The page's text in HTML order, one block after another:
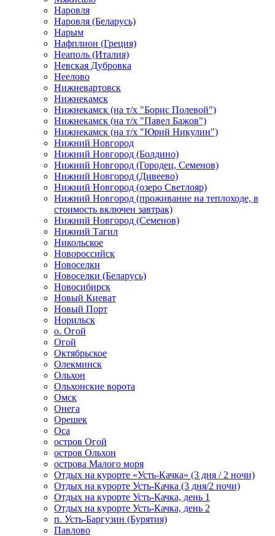
Наровля
Наровля (Беларусь)
Нарым
Нафплион (Греция)
Неаполь (Италия)
Невская Дубровка
Неелово
Нижневартовск
Нижнекамск
Нижнекамск (на т/х "Борис Полевой")
Нижнекамск (на т/х "Павел Бажов")
Нижнекамск (на т/х "Юрий Никулин")
Нижний Новгород
Нижний Новгород (Болдино)
Нижний Новгород (Городец, Семенов)
Нижний Новгород (Дивеево)
Нижний Новгород (озеро Светлояр)
Нижний Новгород (проживание на теплоходе, в
стоимость включен завтрак)
Нижний Новгород (Семенов)
Нижний Тагил
Никольское
Новороссийск
Новоселки
Новоселки (Беларусь)
Новосибирск
Новый Киеват
Новый Порт
Норильск
о. Огой
Огой
Октябрьское
Олекминск
Ольхон
Ольхонские ворота
Омск
Онега
Орешек
Оса
остров Огой
остров Ольхон
острова Малого моря
Отдых на курорте «Усть-Качка» (3 дня / 2 ночи)
Отдых на курорте Усть-Качка (3 дня/2 ночи)
Отдых на курорте Усть-Качка, день 1
Отдых на курорте Усть-Качка, день 2
п. Усть-Баргузин (Бурятия)
Павлово